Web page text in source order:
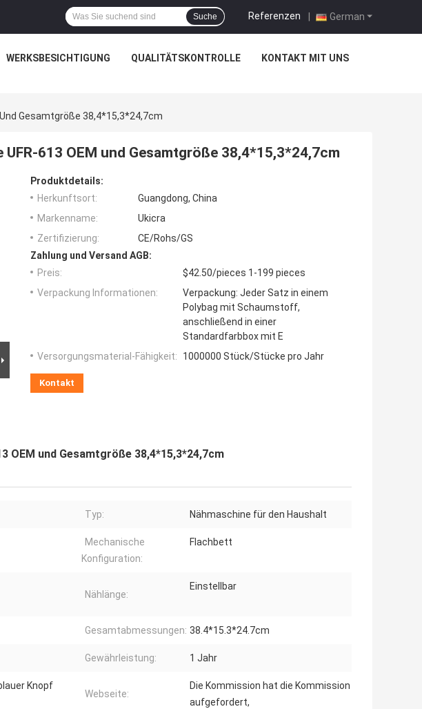
German
Referenzen |
Suche
WERKSBESICHTIGUNG QUALITÄTSKONTROLLE KONTAKT MIT UNS
Gesamtgröße 38,4*15,3*24,7cm
613 OEM und Gesamtgröße 38,4*15,3*24,7cm
Produktdetails:
Herkunftsort:
Guangdong, China
Markenname:
Ukicra
Zertifizierung:
CE/Rohs/GS
Zahlung und Versand AGB:
Preis:
$42.50/pieces 1-199 pieces
Verpackung Informationen:
Verpackung: Jeder Satz in einem
Polybag mit Schaumstoff,
anschließend in einer
Standardfarbbox mit E
Versorgungsmaterial-Fähigkeit:
1000000 Stück/Stücke pro Jahr
Kontakt
OEM und Gesamtgröße 38,4*15,3*24,7cm
Typ: Nähmaschine für den Haushalt
Mechanische
Konfiguration:
Flachbett
Nählänge:
Einstellbar
Gesamtabmessungen: 38.4*15.3*24.7cm
Gewährleistung: 1 Jahr
Knopf
Webseite:
Die Kommission hat die Kommission
aufgefordert,